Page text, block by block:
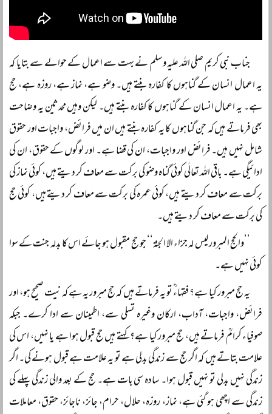
جناب نبی کریم صلی اللہ علیہ وسلم نے بہت سے اعمال کے حوالے سے بتایا کہ
یہ اعمال انسان کے گناہوں کا کفارہ بنتے ہیں۔ وضو ہے، نماز ہے، روزہ ہے، حج
ہے۔ یہ اعمال انسان کے گناہوں کا کفارہ بنتے ہیں۔ لیکن وہیں محدثین یہ وضاحت
بھی فرماتے ہیں کہ جن گناہوں کا یہ کفارہ بنتے ہیں ان میں فرائض، واجبات اور حقوق
شامل نہیں ہیں۔ فرائض اور واجبات، ان کی قضا ہے۔ اور لوگوں کے حقوق، ان کی
ادائیگی ہے۔ باقی اللہ تعالٰی کوئی گناہ وضو کی برکت سے معاف کر دیتے ہیں، کوئی نماز کی
برکت سے معاف کر دیتے ہیں، کوئی عمرہ کی برکت سے معاف کر دیتے ہیں، کوئی حج
کی برکت سے معاف کر دیتے ہیں۔
’’والحج المبرور لیس لہ جزاء الا الجنۃ‘‘ جو حج مقبول ہو جائے اس کا بدلہ جنت کے سوا
کوئی نہیں ہے۔
یہ حج مبرور کیا ہے؟ فقہاءؒ تو یہ فرماتے ہیں کہ حج مبرور یہ ہے کہ نیت صحیح ہو، اور
فرائض، واجبات، آداب، ارکان وغیرہ تسلی سے، اطمینان سے ادا کرے۔ جبکہ
صوفیاء کرامؒ فرماتے ہیں، حج مبرور کیا ہے؟ کہتے ہیں حج قبول ہوا ہے یا نہیں، اس کی
علامت بتاتے ہیں کہ اگر حج سے زندگی بدلی ہے تو یہ علامت ہے قبول ہونے کی۔ اگر
زندگی نہیں بدلی تو نہیں قبول ہوا۔ سادہ سی بات ہے۔ حج کے بعد والی زندگی پہلے کی
زندگی سے اچھی ہو گئی ہے، نماز، روزہ، حلال، حرام، جائز، ناجائز، حقوق، معاملات